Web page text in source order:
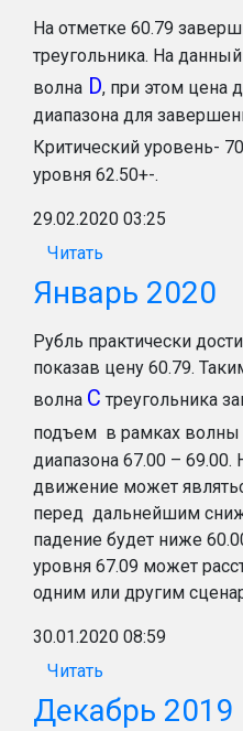
На отметке 60.79
треугольника. На
волна D, при этом цена
диапазона для
Критический уровень-
уровня 62.50+-.
29.02.2020 03:25
Читать
Январь 2020
Рубль практически
показав цену 60.79.
волна С треугольника
подъем в рамках волны
диапазона 67.00 –
движение может
перед дальнейшим
падение будет ниже
уровня 67.09 может
одним или другим
30.01.2020 08:59
Читать
Декабрь 2019